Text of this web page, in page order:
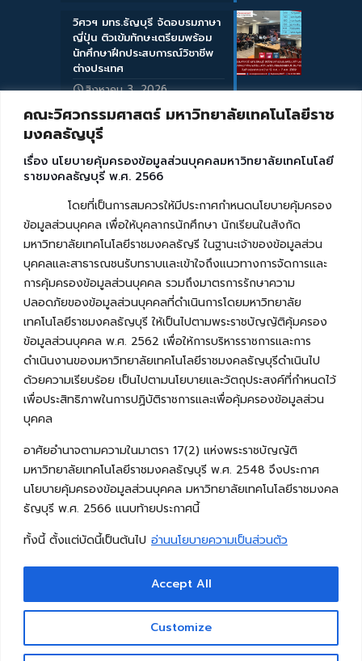
คณะวิศวกรรมศาสตร์ มหาวิทยาลัยเทคโนโลยีราช
มงคลธัญบุรี
เรื่อง นโยบายคุ้มครองข้อมูลส่วนบุคคลมหาวิทยาลัยเทคโนโลยี
ราชมงคลธัญบุรี พ.ศ. 2566
โดยที่เป็นการสมควรให้มีประกาศกำหนดนโยบายคุ้มครอง
ข้อมูลส่วนบุคคล เพื่อให้บุคลากรนักศึกษา นักเรียนในสังกัด
มหาวิทยาลัยเทคโนโลยีราชมงคลธัญรี ในฐานะเจ้าของข้อมูลส่วน
บุคคลและสาธารณชนรับทราบและเข้าใจถึงแนวทางการจัดการและ
การคุ้มครองข้อมูลส่วนบุคคล รวมถึงมาตรการรักษาความ
ปลอดภัยของข้อมูลส่วนบุคคลที่ดำเนินการโดยมหาวิทยาลัย
เทคโนโลยีราชมงคลธัญบุรี ให้เป็นไปตามพระราชบัญญัติคุ้มครอง
ข้อมูลส่วนบุคคล พ.ศ. 2562 เพื่อให้การบริหารราชการและการ
ดำเนินงานของมหาวิทยาลัยเทคโนโลยีราชมงคลธัญบุรีดำเนินไป
ด้วยความเรียบร้อย เป็นไปตามนโยบายและวัตถุประสงค์ที่กำหนดไว้
เพื่อประสิทธิภาพในการปฏิบัติราชการและเพื่อคุ้มครองข้อมูลส่วน
บุคคล
อาศัยอำนาจตามความในมาตรา 17(2) แห่งพระราชบัญญัติ
มหาวิทยาลัยเทคโนโลยีราชมงคลธัญบุรี พ.ศ. 2548 จึงประกาศ
นโยบายคุ้มครองข้อมูลส่วนบุคคล มหาวิทยาลัยเทคโนโลยีราชมงคล
ธัญบุรี พ.ศ. 2566 แนบท้ายประกาศนี้
ทั้งนี้ ตั้งแต่บัดนี้เป็นต้นไป อ่านนโยบายความเป็นส่วนตัว
Customize
Accept All
วิศวฯ มทร.ธัญบุรี จัดอบรมภาษา
ญี่ปุ่น ติวเข้มทักษะเตรียมพร้อม
นักศึกษาฝึกประสบการณ์วิชาชีพ
ต่างประเทศ
สิงหาคม 3, 2026
Copyright © 2026 คณะวิศวกรรมศาสตร์ มหาวิทยาลัย
เทคโนโลยีราชมงคลธัญบุรี